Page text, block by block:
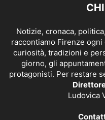
Notizie, cronaca,
raccontiamo Firenze
curiosità, tradizioni e
giorno, gli
protagonisti. Per restare
Ludovica